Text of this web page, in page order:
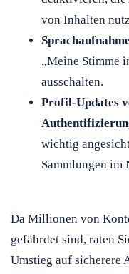
von Inhalten
„Meine Stimme
ausschalten.
Profil-Updates
wichtig
Sammlungen im
Da Millionen von
gefährdet sind, raten
Umstieg auf sicherere